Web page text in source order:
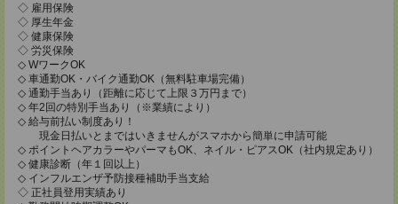
◇ 雇用保険
◇ 厚生年金
◇ 健康保険
◇ 労災保険
◇ WワークOK
◇ 車通勤OK・バイク通勤OK（無料駐車場完備）
◇ 通勤手当あり（距離に応じて上限３万円まで）
◇ 年2回の特別手当あり（※業績により）
◇ 給与前払い制度あり！
現金日払いとまではいきませんがスマホから簡単に申請可能
◇ ポイントヘアカラーやパーマもOK、ネイル・ピアスOK（社内規定あり）
◇ 健康診断（年１回以上）
◇ インフルエンザ予防接種補助手当支給
◇ 正社員登用実績あり